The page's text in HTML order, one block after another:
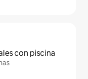
con piscina